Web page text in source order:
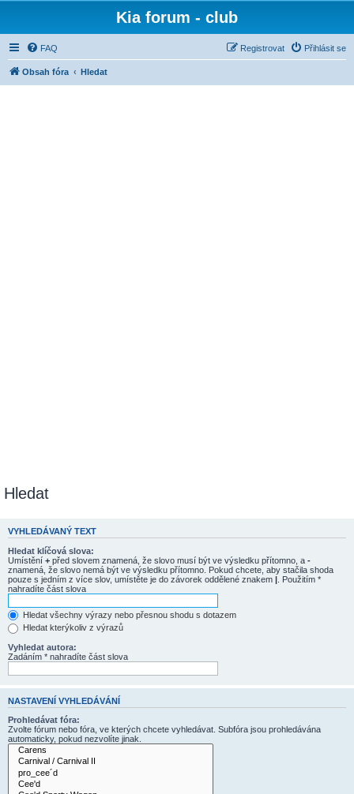
Kia forum - club
FAQ Přihlásit se
Registrovat
Obsah fóra Hledat
Hledat
VYHLEDÁVANÝ TEXT
Hledat klíčová slova:
Umístění + před slovem znamená, že slovo musí být ve výsledku přítomno, a -
znamená, že slovo nemá být ve výsledku přítomno. Pokud chcete, aby stačila shoda
pouze s jedním z více slov, umístěte je do závorek oddělené znakem | . Použitím *
nahradíte část slova
Hledat všechny výrazy nebo přesnou shodu s dotazem
Hledat kterýkoliv z výrazů
Vyhledat autora:
Zadáním * nahradíte část slova
NASTAVENÍ VYHLEDÁVÁNÍ
Prohledávat fóra:
Zvolte fórum nebo fóra, ve kterých chcete vyhledávat. Subfóra jsou prohledávána
automaticky, pokud nezvolíte jinak.